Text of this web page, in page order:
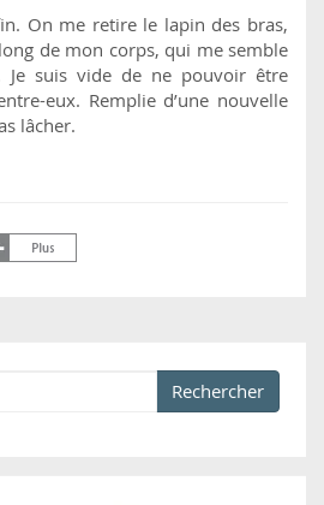
On me retire le lapin des bras,
de mon corps, qui me semble
Je suis vide de ne pouvoir être
eux. Remplie d’une nouvelle
lâcher.
Rechercher